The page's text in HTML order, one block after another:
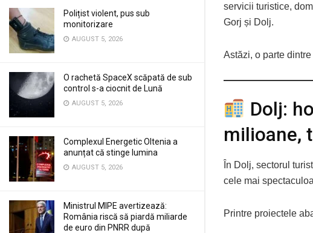
Polițist violent, pus sub
monitorizare
AUGUST 5, 2026
O rachetă SpaceX scăpată de sub
control s-a ciocnit de Lună
AUGUST 5, 2026
Complexul Energetic Oltenia a
anunțat că stinge lumina
AUGUST 5, 2026
Ministrul MIPE avertizează:
România riscă să piardă miliarde
de euro din PNRR după
servicii turistice,
Gorj și Dolj.
Astăzi, o parte
Dolj:
milioane,
În Dolj, sectorul
cele mai
Printre proiectele